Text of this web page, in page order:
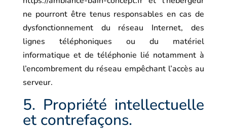
ne pourront être tenus responsables en cas de
dysfonctionnement du réseau Internet, des
lignes téléphoniques ou du matériel
informatique et de téléphonie lié notamment à
l’encombrement du réseau empêchant l’accès au
serveur.
5. Propriété intellectuelle
et contrefaçons.